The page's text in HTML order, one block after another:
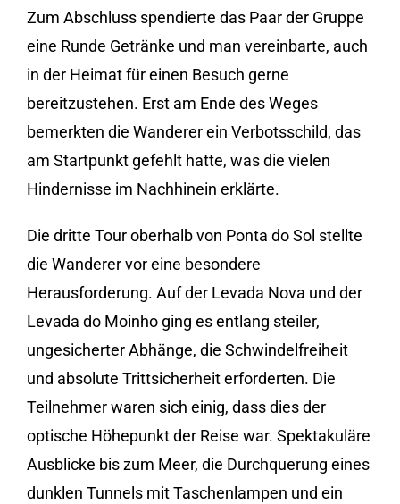
Zum Abschluss spendierte das Paar der Gruppe
eine Runde Getränke und man vereinbarte, auch
in der Heimat für einen Besuch gerne
bereitzustehen. Erst am Ende des Weges
bemerkten die Wanderer ein Verbotsschild, das
am Startpunkt gefehlt hatte, was die vielen
Hindernisse im Nachhinein erklärte.
Die dritte Tour oberhalb von Ponta do Sol stellte
die Wanderer vor eine besondere
Herausforderung. Auf der Levada Nova und der
Levada do Moinho ging es entlang steiler,
ungesicherter Abhänge, die Schwindelfreiheit
und absolute Trittsicherheit erforderten. Die
Teilnehmer waren sich einig, dass dies der
optische Höhepunkt der Reise war. Spektakuläre
Ausblicke bis zum Meer, die Durchquerung eines
dunklen Tunnels mit Taschenlampen und ein